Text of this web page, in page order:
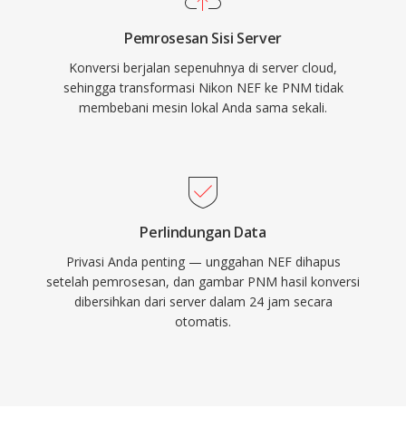
Pemrosesan Sisi Server
Konversi berjalan sepenuhnya di server cloud,
sehingga transformasi Nikon NEF ke PNM tidak
membebani mesin lokal Anda sama sekali.
Perlindungan Data
Privasi Anda penting — unggahan NEF dihapus
setelah pemrosesan, dan gambar PNM hasil konversi
dibersihkan dari server dalam 24 jam secara
otomatis.